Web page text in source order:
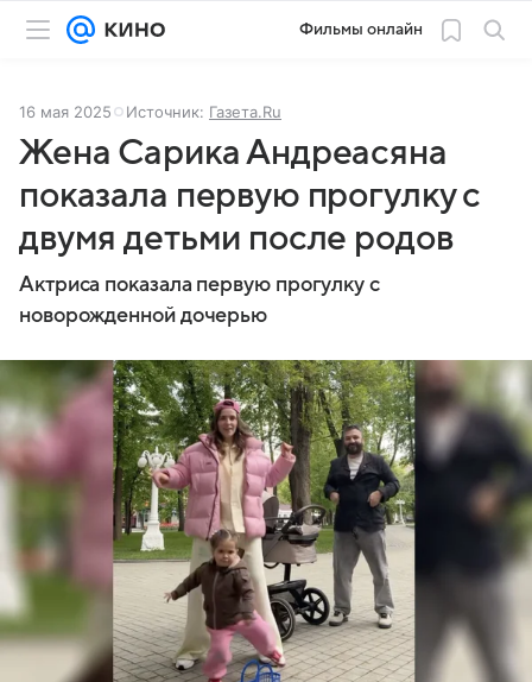
Фильмы онлайн
16 мая 2025 Источник: Газета.Ru
Жена Сарика Андреасяна
показала первую прогулку с
двумя детьми после родов
Актриса показала первую прогулку с
новорожденной дочерью